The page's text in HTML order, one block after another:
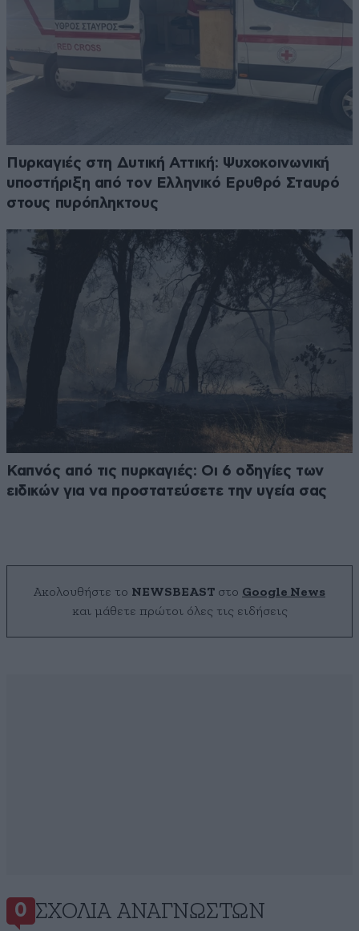
Πυρκαγιές στη Δυτική Αττική: Ψυχοκοινωνική
υποστήριξη από τον Ελληνικό Ερυθρό Σταυρό
στους πυρόπληκτους
Καπνός από τις πυρκαγιές: Οι 6 οδηγίες των
ειδικών για να προστατεύσετε την υγεία σας
Ακολουθήστε το NEWSBEAST στο Google News
και μάθετε πρώτοι όλες τις ειδήσεις
0 ΣΧΌΛΙΑ ΑΝΑΓΝΩΣΤΏΝ